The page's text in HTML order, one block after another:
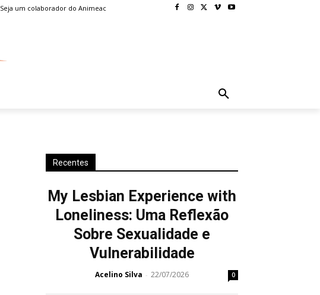
Seja um colaborador do Animeac
Recentes
My Lesbian Experience with
Loneliness: Uma Reflexão
Sobre Sexualidade e
Vulnerabilidade
Acelino Silva - 22/07/2026 0